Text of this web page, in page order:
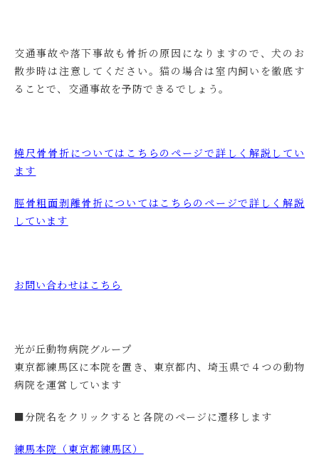
交通事故や落下事故も骨折の原因になりますので、犬のお
散歩時は注意してください。猫の場合は室内飼いを徹底す
ることで、交通事故を予防できるでしょう。
橈尺骨骨折についてはこちらのページで詳しく解説してい
ます
脛骨粗面剥離骨折についてはこちらのページで詳しく解説
しています
お問い合わせはこちら
光が丘動物病院グループ
東京都練馬区に本院を置き、東京都内、埼玉県で４つの動物
病院を運営しています
■分院名をクリックすると各院のページに遷移します
練馬本院（東京都練馬区）